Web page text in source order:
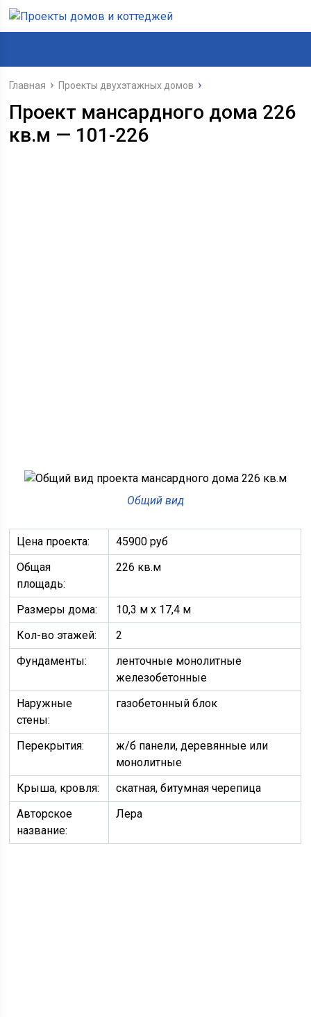
Главная Проекты двухэтажных домов
Проект мансардного дома 226
кв.м — 101-226
Общий вид
Цена проекта:
45900 руб
Общая
площадь:
226 кв.м
Размеры дома:
10,3 м х 17,4 м
Кол-во этажей:
2
Фундаменты:
ленточные монолитные
железобетонные
Наружные
стены:
газобетонный блок
Перекрытия:
ж/б панели, деревянные или
монолитные
Крыша, кровля:
скатная, битумная черепица
Авторское
название:
Лера